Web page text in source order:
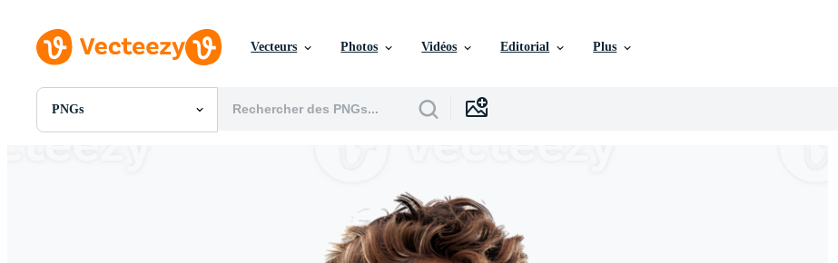
Vecteurs Photos Vidéos Editorial Plus
PNGs
Toutes Images